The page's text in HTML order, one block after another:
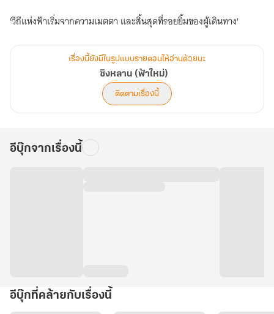
เรื่องนี้ยังมีในรูปแบบรายตอนให้อ่านด้วยนะ
ซิงหลาน (ฟ้าใหม่)
ติดตามเรื่องนี้
อีบุ๊กจากเรื่องนี้
อีบุ๊กที่คล้ายกับเรื่องนี้